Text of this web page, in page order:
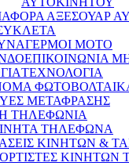
ΑΞΕΣΟΥΑΡ
ΜΟΤΟ
ΤΕΧΝΟΛΟΓΙΑ
ΜΕΤΑΦΡΑΣΗΣ
ΤΗΛΕΦΩΝΙΑ
ΤΗΛΕΦΩΝΑ
ΚΙΝΗΤΩΝ &